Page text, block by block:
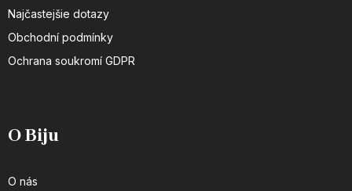
Najčastejšie dotazy
Obchodní podmínky
Ochrana soukromí GDPR
O Biju
O nás